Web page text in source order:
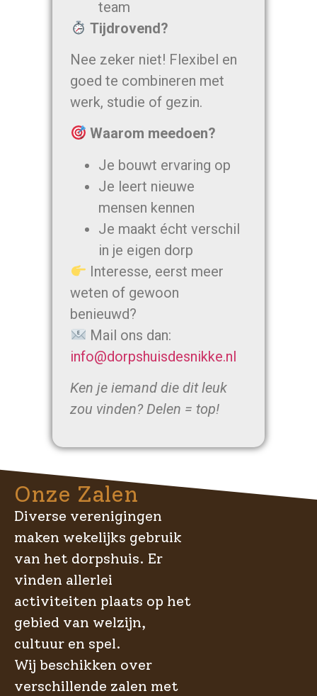
team
Tijdrovend?
Nee zeker niet! Flexibel en
goed te combineren met
werk, studie of gezin.
Waarom meedoen?
Je bouwt ervaring op
Je leert nieuwe
mensen kennen
Je maakt écht verschil
in je eigen dorp
Interesse, eerst meer
weten of gewoon
benieuwd?
Mail ons dan:
info@dorpshuisdesnikke.nl
Ken je iemand die dit leuk
zou vinden? Delen = top!
Onze Zalen
Diverse verenigingen
maken wekelijks gebruik
van het dorpshuis. Er
vinden allerlei
activiteiten plaats op het
gebied van welzijn,
cultuur en spel.
Wij beschikken over
verschillende zalen met